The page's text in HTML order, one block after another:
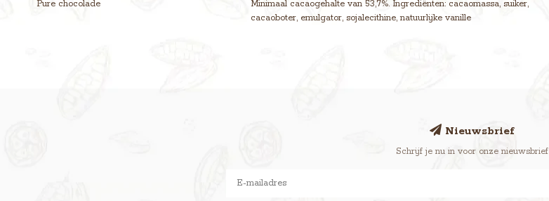
Pure chocolade
Minimaal cacaogehalte van 53,7%. Ingrediënten: cacaomassa, suiker,
cacaoboter, emulgator, sojalecithine, natuurlijke vanille
Nieuwsbrief
Schrijf je nu in voor onze nieuwsbrief